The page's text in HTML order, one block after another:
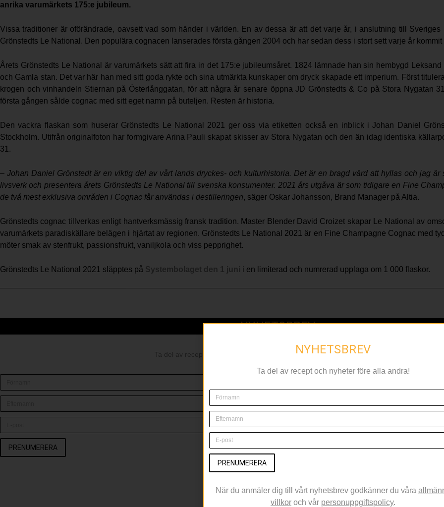
anrika varumärkets 175:e jubileum.
Vissa traditioner är oförändrade, oavsett vad som händer i världen. En av dessa är att det varje år, i anslutning till
Grönstedts Le National. Den populära cognacen lanserades första gången 2004 och har sedan dess i stort sett varje år
Årets Grönstedts Le National är varumärkets sätt att fira in det 175:e jubileumsåret. 1824 lämnade han sin hembygd
och Gamla stan. Det var här han med sitt goda rykte och sina utmärkta kunskaper om dryck skapade ett imperium. Först
krogen och vinhandeln Stiernan på Österlånggatan, för att några år senare öppna JD Grönstedts & Co på Stora Nygatan
första gången sålde cognac med sitt eget namn på buteljen. Resten är historia.
Den vackra flaskan som huserar Grönstedts Le National 2021 ger oss via etiketten också en inblick i Johan Daniel
Stockholm. Utifrån originalfoton har formgivare Arina Pauli skapat skisser av Stora Nygatan och den än idag identiska
31.
– Johan Daniel Grönstedt är en viktig del av vårt lands dryckes- och kulturhistoria. Det är en bragd värd att hyllas och jag är
livsverk och presentera årets Grönstedts Le National till svenska konsumenter. 2021 års utgåva är som tidigare en Fine
de två mest exklusiva områden i Cognac får användas i destilleringen, säger Oskar Johansson, Brand Manager på Altia.
Grönstedts cognac tillverkas enligt hantverksmässig fransk tradition. Master Blender David Croizet skapar Le National av
varumärkets paradiskällare belägen i hjärtat av regionen. Grönstedts Le National 2021 är en Fine Champagne Cognac med
möter smak av stenfrukt, passionsfrukt, vaniljkola och viss pepprighet.
Grönstedts Le National 2021 släpptes på Systembolaget den 1 juni i en limiterad och numrerad upplaga om 1 000 flaskor.
NYHETSBREV
Ta del av recept och nyheter före alla andra, anmäl dig till nyhetsbrevet nedan!
PRENUMERERA
RELATERAT
NYHETSBREV
Ta del av recept och nyheter före alla andra!
PRENUMERERA
När du anmäler dig till vårt nyhetsbrev godkänner du våra
villkor och vår personuppgiftspolicy.